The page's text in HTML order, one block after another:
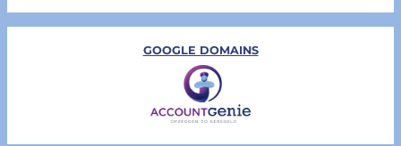
GOOGLE DOMAINS